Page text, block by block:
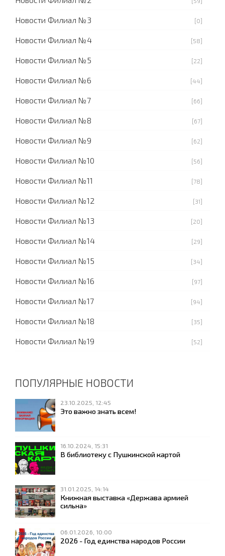
Новости Филиал №3 [0]
Новости Филиал №4 [58]
Новости Филиал №5 [22]
Новости Филиал №6 [44]
Новости Филиал №7 [66]
Новости Филиал №8 [67]
Новости Филиал №9 [62]
Новости Филиал №10 [56]
Новости Филиал №11 [78]
Новости Филиал №12 [31]
Новости Филиал №13 [20]
Новости Филиал №14 [29]
Новости Филиал №15 [34]
Новости Филиал №16 [97]
Новости Филиал №17 [94]
Новости Филиал №18 [35]
Новости Филиал №19 [52]
ПОПУЛЯРНЫЕ НОВОСТИ
23.10.2025, 12:45
Это важно знать всем!
16.10.2024, 15:31
В библиотеку с Пушкинской картой
31.01.2025, 14:14
Книжная выставка «Держава армией
сильна»
06.01.2026, 10:00
2026 - Год единства народов России